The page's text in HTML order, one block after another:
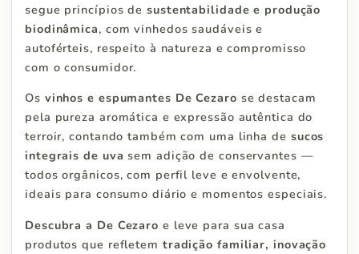
segue princípios de sustentabilidade e produção
biodinâmica, com vinhedos saudáveis e
autoférteis, respeito à natureza e compromisso
com o consumidor.
Os vinhos e espumantes De Cezaro se destacam
pela pureza aromática e expressão autêntica do
terroir, contando também com uma linha de sucos
integrais de uva sem adição de conservantes —
todos orgânicos, com perfil leve e envolvente,
ideais para consumo diário e momentos especiais.
Descubra a De Cezaro e leve para sua casa
produtos que refletem tradição familiar, inovação